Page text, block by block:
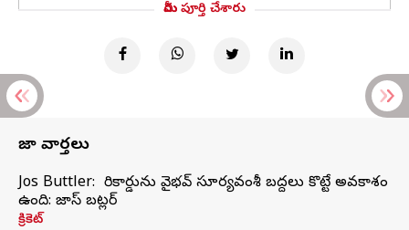
మీరు పూర్తి చేశారు
తాజా వార్తలు
Jos Buttler: నా రికార్డును వైభవ్ సూర్యవంశీ బద్దలు కొట్టే అవకాశం
ఉంది: జాస్ బట్లర్
క్రికెట్